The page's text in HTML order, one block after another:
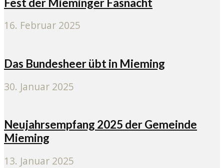
16. Februar 2025
Das Bundesheer übt in Mieming
30. Januar 2025
Neujahrsempfang 2025 der Gemeinde
Mieming
13. Januar 2025